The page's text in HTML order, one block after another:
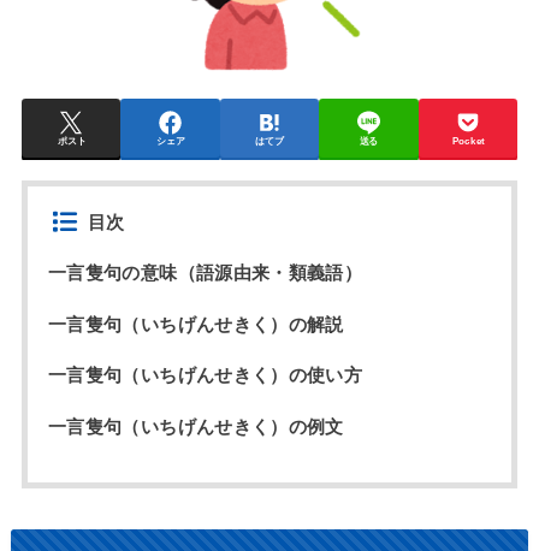
ポスト シェア はてブ 送る Pocket
目次
一言隻句の意味（語源由来・類義語）
一言隻句（いちげんせきく）の解説
一言隻句（いちげんせきく）の使い方
一言隻句（いちげんせきく）の例文